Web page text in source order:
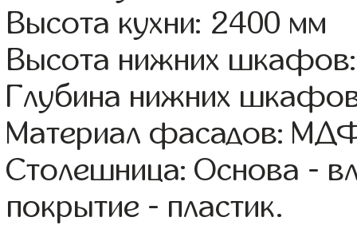
Высота кухни: 2400 мм
Высота нижних
Глубина нижних
Материал фасадов:
Столешница: Основа -
покрытие - пластик.